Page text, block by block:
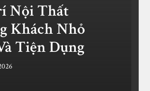
Nội Thất
Khách Nhỏ
Tiện Dụng